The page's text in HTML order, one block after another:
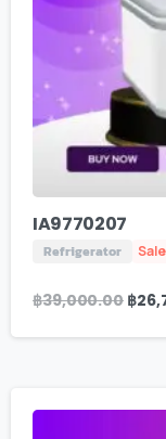
IA9770207
Refrigerator
฿39,000.00 ฿